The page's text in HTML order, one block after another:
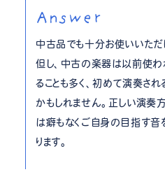
Answer
中古品でも十分お使いいただ
但し、中古の楽器は以前使
ることも多く、初めて演奏さ
かもしれません。正しい演奏
は癖もなくご自身の目指す音
ります。